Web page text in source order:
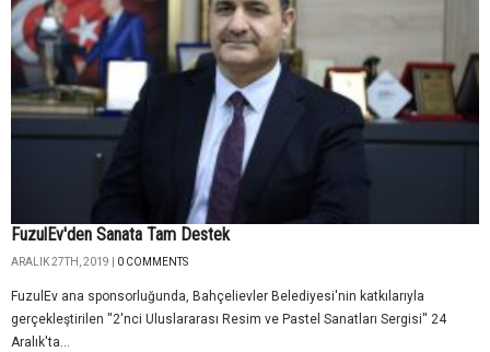
FuzulEv'den Sanata Tam Destek
ARALIK 27TH, 2019 | 0 COMMENTS
FuzulEv ana sponsorluğunda, Bahçelievler Belediyesi'nin katkılarıyla
gerçekleştirilen ''2'nci Uluslararası Resim ve Pastel Sanatları Sergisi'' 24
Aralık'ta...